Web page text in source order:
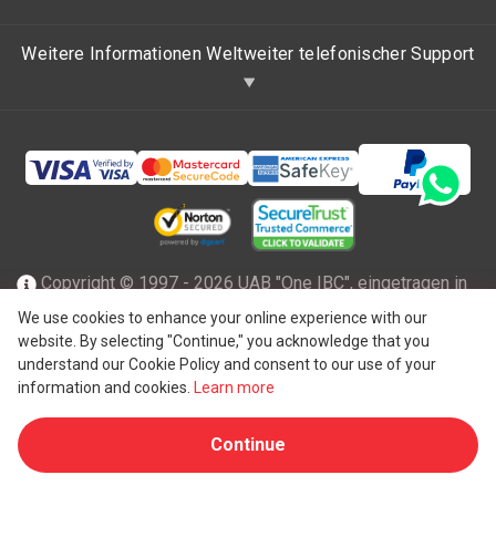
We use cookies to enhance your online experience with our
website. By selecting "Continue," you acknowledge that you
understand our Cookie Policy and consent to our use of your
information and cookies.
Learn more
Continue
Weitere Informationen Weltweiter telefonischer Support
Copyright © 1997 - 2026 UAB "One IBC", eingetragen in
der Republik Litauen mit beschränkter Haftung und Mitglied
des One IBC Netzwerks einer unabhängigen und separaten
juristischen Person, die mit der One IBC
Limited"), einer Schweizer Einheit, verbunden ist. Alle
Rechte vorbehalten. Weitere Informationen finden Sie unter